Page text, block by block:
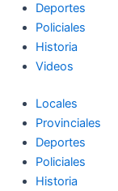
Deportes
Policiales
Historia
Videos
Locales
Provinciales
Deportes
Policiales
Historia